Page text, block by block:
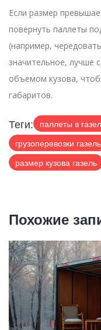
Если размер
повернуть паллеты
(например,
значительное, лучше
объемом кузова,
габаритов.
Теги: паллеты в
грузоперевозки газель
размер кузова газель
Похожие